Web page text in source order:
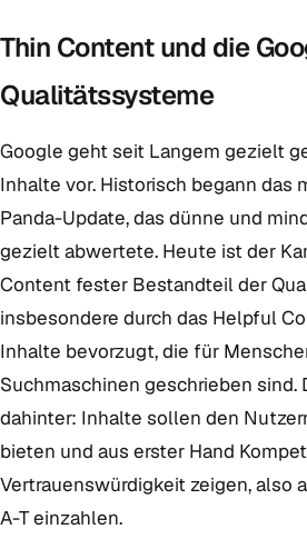
Thin Content und die
Qualitätssysteme
Google geht seit Langem gezielt
Inhalte vor. Historisch begann das
Panda-Update, das dünne und
gezielt abwertete. Heute ist der
Content fester Bestandteil der
insbesondere durch das Helpful
Inhalte bevorzugt, die für
Suchmaschinen geschrieben sind.
dahinter: Inhalte sollen den
bieten und aus erster Hand
Vertrauenswürdigkeit zeigen, also
A-T einzahlen.